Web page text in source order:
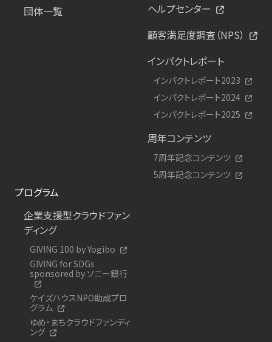
団体一覧
ヘルプセンター
顧客満足度調査（NPS）
インパクトレポート
インパクトレポート2023
インパクトレポート2024
インパクトレポート2025
周年コンテンツ
7周年記念コンテンツ
5周年記念コンテンツ
プログラム
企業支援型クラウドファン
ディング
GIVING 100 by Yogibo
GIVING for SDGs
sponsored by ソニー銀行
ケイズハウスNPO助成プロ
グラム
ゆめ・まちクラウドファンディ
ング